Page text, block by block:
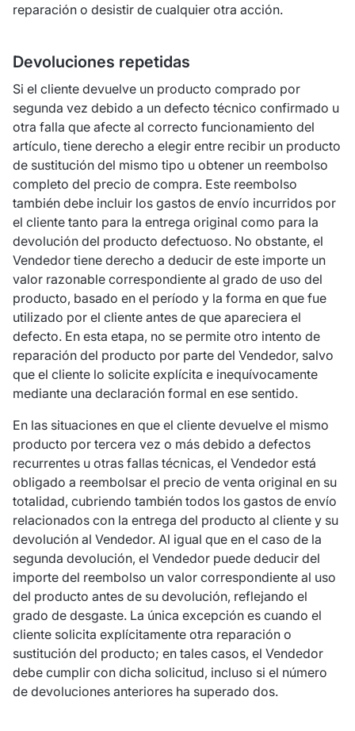
reparación o desistir de cualquier otra acción.
Devoluciones repetidas
Si el cliente devuelve un producto comprado por
segunda vez debido a un defecto técnico confirmado u
otra falla que afecte al correcto funcionamiento del
artículo, tiene derecho a elegir entre recibir un producto
de sustitución del mismo tipo u obtener un reembolso
completo del precio de compra. Este reembolso
también debe incluir los gastos de envío incurridos por
el cliente tanto para la entrega original como para la
devolución del producto defectuoso. No obstante, el
Vendedor tiene derecho a deducir de este importe un
valor razonable correspondiente al grado de uso del
producto, basado en el período y la forma en que fue
utilizado por el cliente antes de que apareciera el
defecto. En esta etapa, no se permite otro intento de
reparación del producto por parte del Vendedor, salvo
que el cliente lo solicite explícita e inequívocamente
mediante una declaración formal en ese sentido.
En las situaciones en que el cliente devuelve el mismo
producto por tercera vez o más debido a defectos
recurrentes u otras fallas técnicas, el Vendedor está
obligado a reembolsar el precio de venta original en su
totalidad, cubriendo también todos los gastos de envío
relacionados con la entrega del producto al cliente y su
devolución al Vendedor. Al igual que en el caso de la
segunda devolución, el Vendedor puede deducir del
importe del reembolso un valor correspondiente al uso
del producto antes de su devolución, reflejando el
grado de desgaste. La única excepción es cuando el
cliente solicita explícitamente otra reparación o
sustitución del producto; en tales casos, el Vendedor
debe cumplir con dicha solicitud, incluso si el número
de devoluciones anteriores ha superado dos.